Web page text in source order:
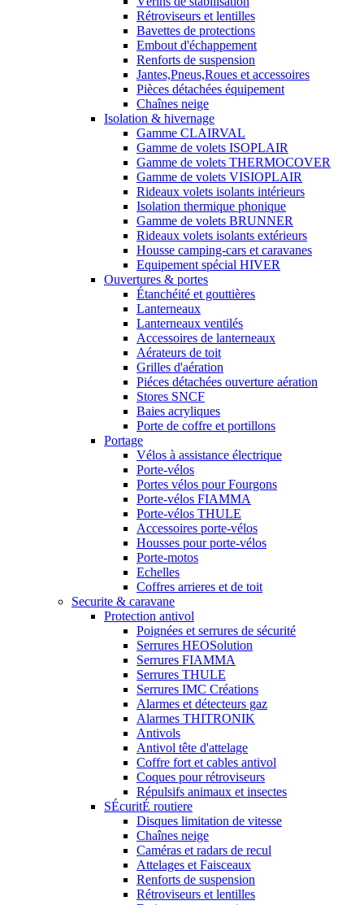
Rétroviseurs et lentilles
Bavettes de protections
Embout d'échappement
Renforts de suspension
Jantes,Pneus,Roues et accessoires
Pièces détachées équipement
Chaînes neige
Isolation & hivernage
Gamme CLAIRVAL
Gamme de volets ISOPLAIR
Gamme de volets THERMOCOVER
Gamme de volets VISIOPLAIR
Rideaux volets isolants intérieurs
Isolation thermique phonique
Gamme de volets BRUNNER
Rideaux volets isolants extérieurs
Housse camping-cars et caravanes
Equipement spécial HIVER
Ouvertures & portes
Étanchéité et gouttières
Lanterneaux
Lanterneaux ventilés
Accessoires de lanterneaux
Aérateurs de toit
Grilles d'aération
Piéces détachées ouverture aération
Stores SNCF
Baies acryliques
Porte de coffre et portillons
Portage
Vélos à assistance électrique
Porte-vélos
Portes vélos pour Fourgons
Porte-vélos FIAMMA
Porte-vélos THULE
Accessoires porte-vélos
Housses pour porte-vélos
Porte-motos
Echelles
Coffres arrieres et de toit
Securite & caravane
Protection antivol
Poignées et serrures de sécurité
Serrures HEOSolution
Serrures FIAMMA
Serrures THULE
Serrures IMC Créations
Alarmes et détecteurs gaz
Alarmes THITRONIK
Antivols
Antivol tête d'attelage
Coffre fort et cables antivol
Coques pour rétroviseurs
Répulsifs animaux et insectes
SÉcuritÉ routiere
Disques limitation de vitesse
Chaînes neige
Caméras et radars de recul
Attelages et Faisceaux
Renforts de suspension
Rétroviseurs et lentilles